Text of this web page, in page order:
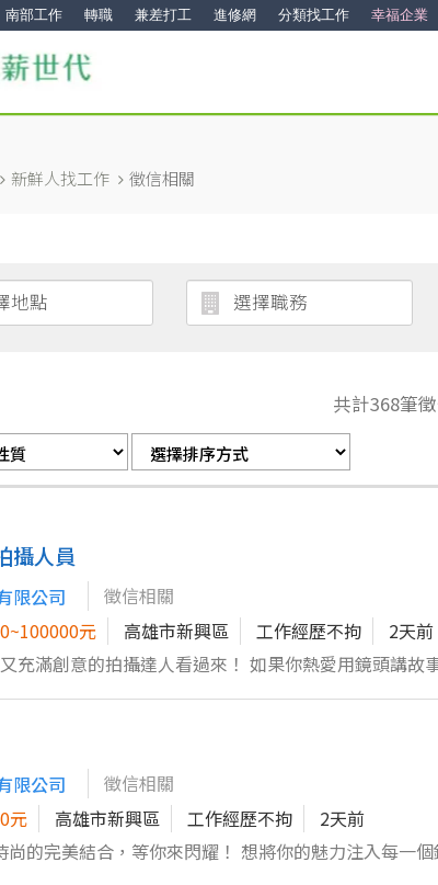
南部工作 轉職 兼差打工 進修網 分類找工作 幸福企業
新鮮人找工作 徵信相關
共計368筆
攝人員
限公司
徵信相關
元
高雄市新興區 工作經歷不拘
2天前
看過來！ 如果你熱愛用鏡頭講故事，熱血沸騰於捕捉精彩瞬間，這裡就是你的表演舞台！
，確保最佳效果 5. 協助影片企劃，從分鏡腳本到畫面營造，完美呈現每個故事細節 6. 處理後
片、影片剪輯與影像調整，讓成品更加一氣呵成 🎥 不怕挑戰、臨機應變的你，會是這裡的超級戰將
用影像展現無限可能，成為影像界的傳奇！ 聯絡人 李
限公司
徵信相關
元
高雄市新興區 工作經歷不拘
2天前
尚的完美結合，等你來閃耀！ 想將你的魅力注入每一